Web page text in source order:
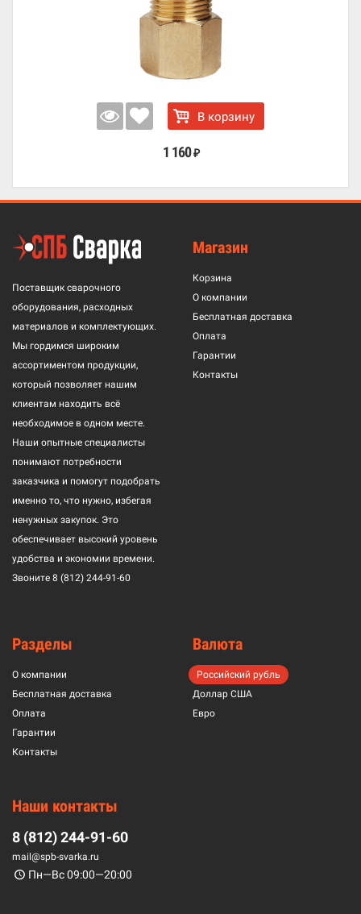
В корзину
1 160 ₽
Поставщик сварочного
оборудования, расходных
материалов и комплектующих.
Мы гордимся широким
ассортиментом продукции,
который позволяет нашим
клиентам находить всё
необходимое в одном месте.
Наши опытные специалисты
понимают потребности
заказчика и помогут подобрать
именно то, что нужно, избегая
ненужных закупок. Это
обеспечивает высокий уровень
удобства и экономии времени.
Звоните 8 (812) 244-91-60
Магазин
Корзина
О компании
Бесплатная доставка
Оплата
Гарантии
Контакты
Разделы
О компании
Бесплатная доставка
Оплата
Гарантии
Контакты
Валюта
Российский рубль
Доллар США
Евро
Наши контакты
8 (812) 244-91-60
mail@spb-svarka.ru
Пн—Вс 09:00—20:00